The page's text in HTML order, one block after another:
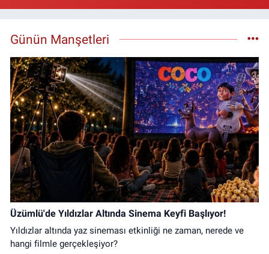
Günün Manşetleri
Üzümlü'de Yıldızlar Altında Sinema Keyfi Başlıyor!
Yıldızlar altında yaz sineması etkinliği ne zaman, nerede ve
hangi filmle gerçekleşiyor?